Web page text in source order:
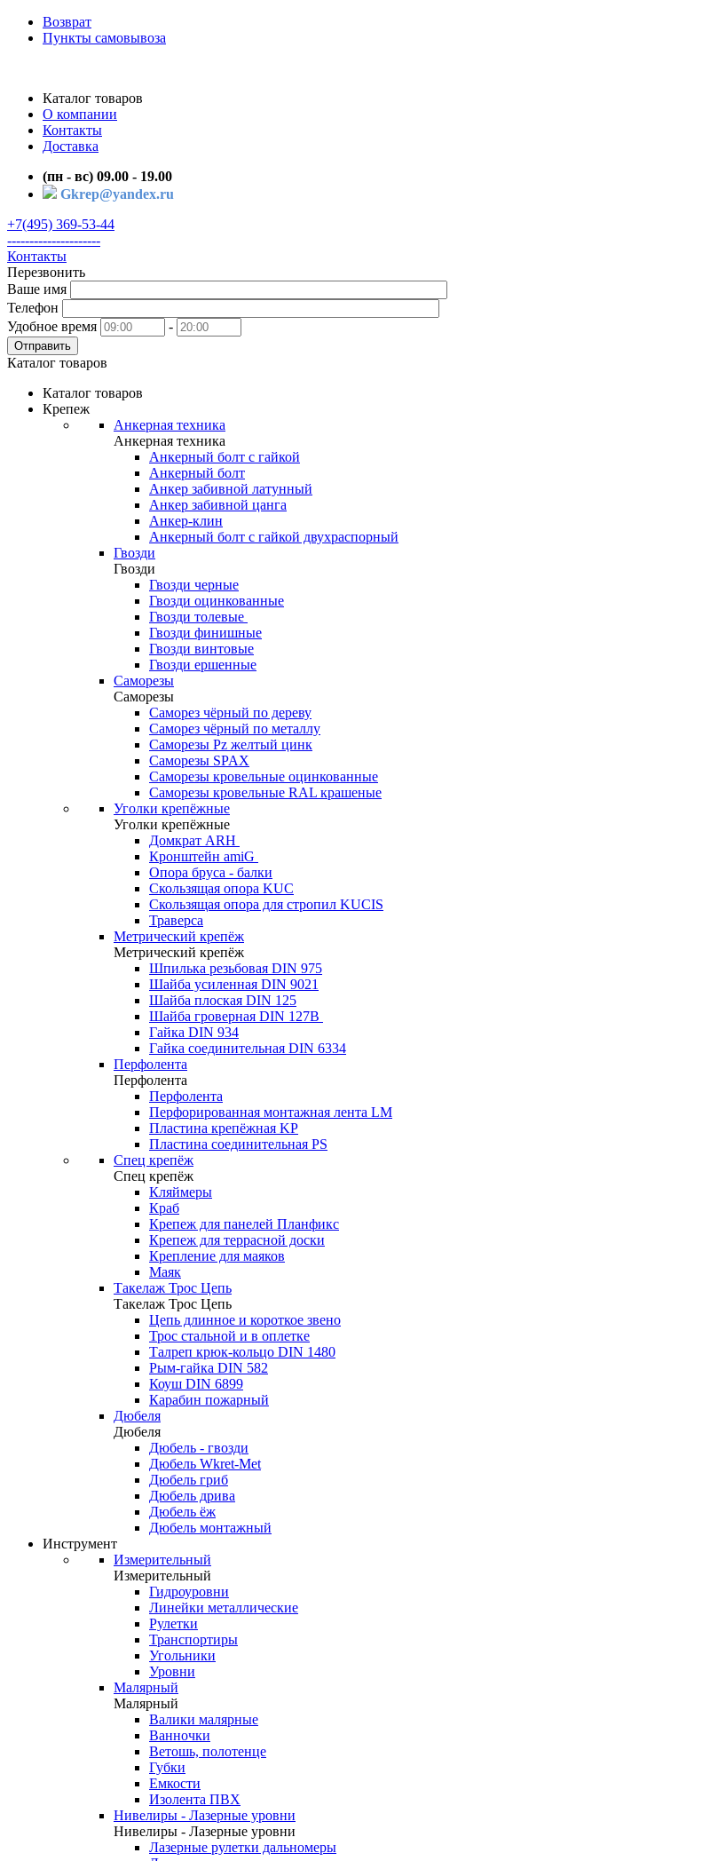
Возврат
Пункты самовывоза
Каталог товаров
О компании
Контакты
Доставка
(пн - вс) 09.00 - 19.00
Gkrep@yandex.ru
+7(495) 369-53-44
---------------------
Контакты
Перезвонить
Ваше имя
Телефон
Удобное время
-
Отправить
Каталог товаров
Каталог товаров
Крепеж
Анкерная техника
Анкерная техника
Анкерный болт с гайкой
Анкерный болт
Анкер забивной латунный
Анкер забивной цанга
Анкер-клин
Анкерный болт с гайкой двухраспорный
Гвозди
Гвозди
Гвозди черные
Гвозди оцинкованные
Гвозди толевые
Гвозди финишные
Гвозди винтовые
Гвозди ершенные
Саморезы
Саморезы
Саморез чёрный по дереву
Саморез чёрный по металлу
Саморезы Pz желтый цинк
Саморезы SPAX
Саморезы кровельные оцинкованные
Саморезы кровельные RAL крашеные
Уголки крепёжные
Уголки крепёжные
Домкрат ARH
Кронштейн amiG
Опора бруса - балки
Скользящая опора KUC
Скользящая опора для стропил KUCIS
Траверса
Метрический крепёж
Метрический крепёж
Шпилька резьбовая DIN 975
Шайба усиленная DIN 9021
Шайба плоская DIN 125
Шайба гроверная DIN 127B
Гайка DIN 934
Гайка соединительная DIN 6334
Перфолента
Перфолента
Перфолента
Перфорированная монтажная лента LM
Пластина крепёжная KP
Пластина соединительная PS
Спец крепёж
Спец крепёж
Кляймеры
Краб
Крепеж для панелей Планфикс
Крепеж для террасной доски
Крепление для маяков
Маяк
Такелаж Трос Цепь
Такелаж Трос Цепь
Цепь длинное и короткое звено
Трос стальной и в оплетке
Талреп крюк-кольцо DIN 1480
Рым-гайка DIN 582
Коуш DIN 6899
Карабин пожарный
Дюбеля
Дюбеля
Дюбель - гвозди
Дюбель Wkret-Met
Дюбель гриб
Дюбель дрива
Дюбель ёж
Дюбель монтажный
Инструмент
Измерительный
Измерительный
Гидроуровни
Линейки металлические
Рулетки
Транспортиры
Угольники
Уровни
Малярный
Малярный
Валики малярные
Ванночки
Ветошь, полотенце
Губки
Емкости
Изолента ПВХ
Нивелиры - Лазерные уровни
Нивелиры - Лазерные уровни
Лазерные рулетки дальномеры